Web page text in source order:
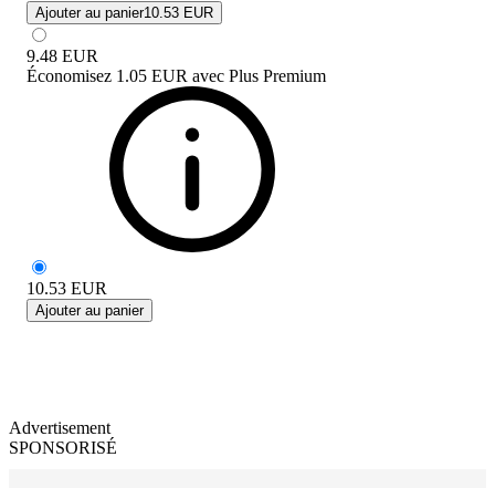
Ajouter au panier10.53 EUR
9.48 EUR
Économisez 1.05 EUR avec Plus Premium
10.53 EUR
Ajouter au panier
Advertisement
SPONSORISÉ